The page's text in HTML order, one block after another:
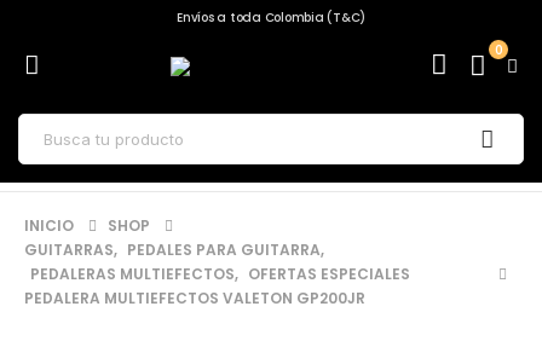
Envíos a toda Colombia (T&C)
0
INICIO
SHOP
GUITARRAS, PEDALES PARA GUITARRA,
PEDALERAS MULTIEFECTOS, OFERTAS ESPECIALES
PEDALERA MULTIEFECTOS VALETON GP200JR